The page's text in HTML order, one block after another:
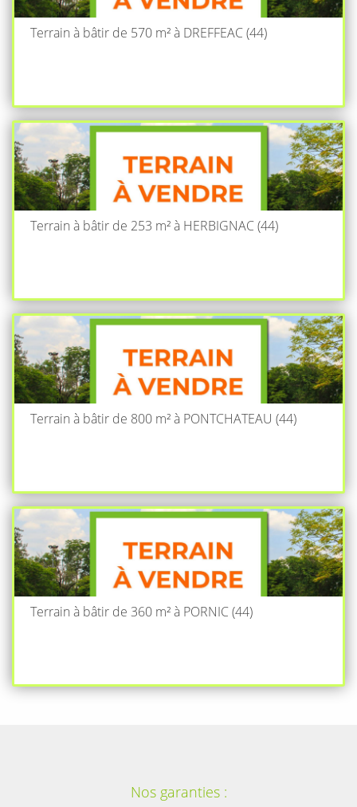
Terrain à bâtir de 570 m² à DREFFEAC (44)
Terrain à bâtir de 253 m² à HERBIGNAC (44)
Terrain à bâtir de 800 m² à PONTCHATEAU (44)
Terrain à bâtir de 360 m² à PORNIC (44)
Nos garanties :